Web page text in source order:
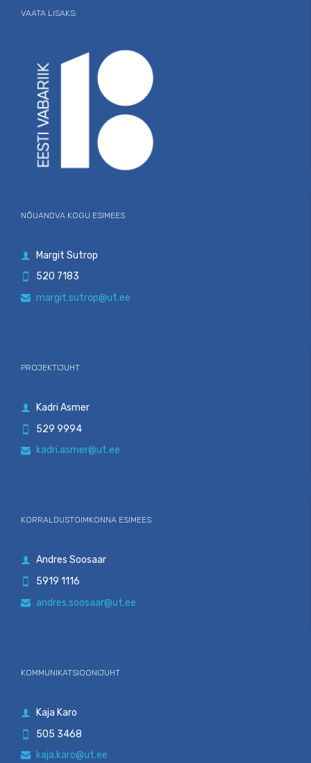
VAATA LISAKS:
NÕUANDVA KOGU ESIMEES
 Margit Sutrop
520 7183
 margit.sutrop@ut.ee
PROJEKTIJUHT
 Kadri Asmer
 529 9994
 kadri.asmer@ut.ee
KORRALDUSTOIMKONNA ESIMEES
 Andres Soosaar
5919 1116
 andres.soosaar@ut.ee
KOMMUNIKATSIOONIJUHT
 Kaja Karo
 505 3468
 kaja.karo@ut.ee